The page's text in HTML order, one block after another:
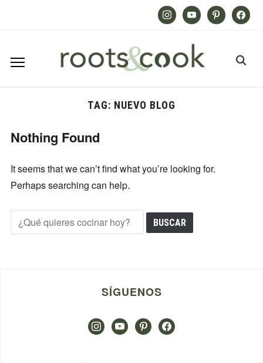
InstagramYoutube PinterestFacebook
TAG: NUEVO BLOG
Nothing Found
It seems that we can’t find what you’re looking for.
Perhaps searching can help.
SÍGUENOS
instagramyoutubepinterestfacebook